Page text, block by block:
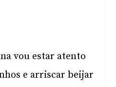
vou estar atento
e arriscar beijar